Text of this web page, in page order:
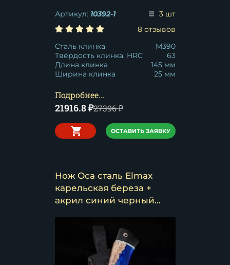
Артикул: 10392-1
3 шт
8 отзывов
Сталь клинка
M390
Твёрдость клинка, HRC
63
Длина клинка
145 мм
Ширина клинка
25 мм
Подробнее...
21916.8₽27396₽
ОСТАВИТЬ ЗАЯВКУ
Нож Оса сталь Elmax
карельская береза +
акрил синий черный